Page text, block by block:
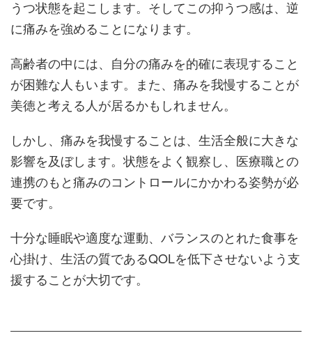
うつ状態を起こします。そしてこの抑うつ感は、逆
に痛みを強めることになります。
高齢者の中には、自分の痛みを的確に表現すること
が困難な人もいます。また、痛みを我慢することが
美徳と考える人が居るかもしれません。
しかし、痛みを我慢することは、生活全般に大きな
影響を及ぼします。状態をよく観察し、医療職との
連携のもと痛みのコントロールにかかわる姿勢が必
要です。
十分な睡眠や適度な運動、バランスのとれた食事を
心掛け、生活の質であるQOLを低下させないよう支
援することが大切です。